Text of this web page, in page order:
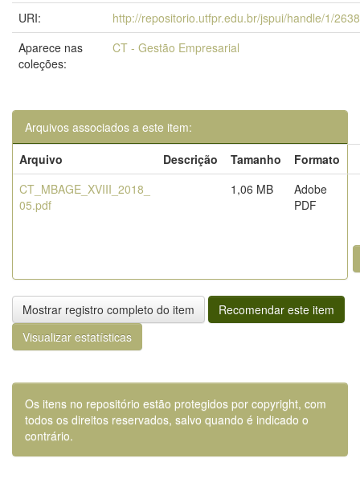
URI:
http://repositorio.utfpr.edu.br/jspui/handle/1/
Aparece nas
coleções:
CT - Gestão Empresarial
Arquivos associados a este item:
Arquivo
Descrição Tamanho
Formato
CT_MBAGE_XVIII_2018_
05.pdf
1,06 MB
Adobe
PDF
Mostrar registro completo do item
Recomendar este item
Visualizar estatísticas
Os itens no repositório estão protegidos por copyright, com
todos os direitos reservados, salvo quando é indicado o
contrário.